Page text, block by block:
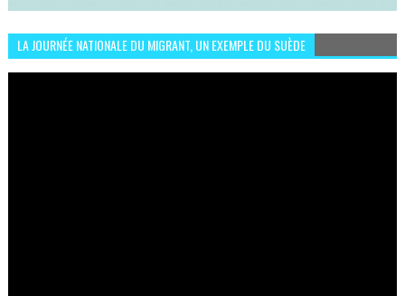
LA JOURNÉE NATIONALE DU MIGRANT, UN EXEMPLE DU SUÈDE